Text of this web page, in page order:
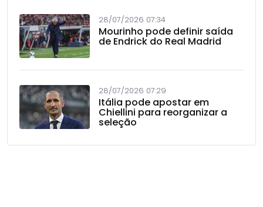
28/07/2026 07:34
Mourinho pode definir saída
de Endrick do Real Madrid
28/07/2026 07:29
Itália pode apostar em
Chiellini para reorganizar a
seleção